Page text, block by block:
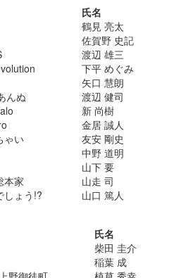
氏名
鶴見 亮太
佐賀野 史記
渡辺 雄三
下平 めぐみ
矢口 慧朗
んぬ
渡辺 健司
新 尚樹
金居 誠人
ゃい
友安 剛史
中野 道明
山下 要
本家
山走 司
しょう!?
山口 篤人
氏名
柴田 圭介
稲葉 成